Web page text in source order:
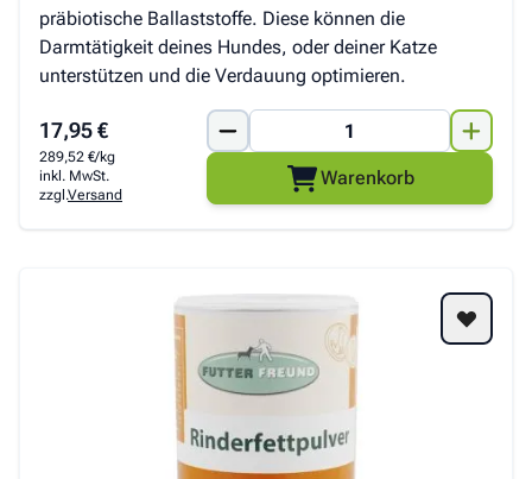
präbiotische Ballaststoffe. Diese können die
Darmtätigkeit deines Hundes, oder deiner Katze
unterstützen und die Verdauung optimieren.
17,95 €
289,52 €/kg
inkl. MwSt.
zzgl.Versand
Warenkorb